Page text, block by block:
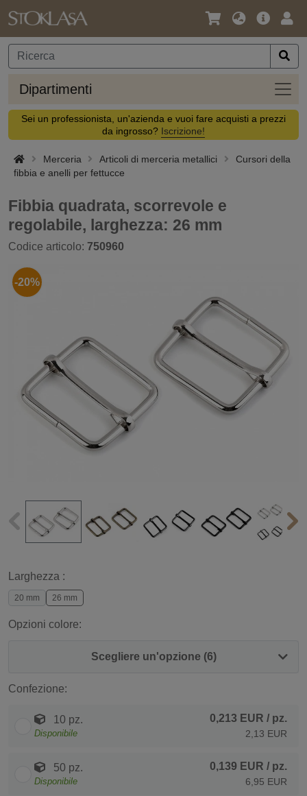
Lingua
Valuta
Offerta
Dipartimenti
Sei un professionista, un'azienda e vuoi fare acquisti a prezzi
da ingrosso? Iscrizione!
Merceria Articoli di merceria metallici
Cursori della
fibbia e anelli per fettucce
Fibbia quadrata, scorrevole e
regolabile, larghezza: 26 mm
Codice articolo: 750960
-20%
Larghezza :
20 mm 26 mm
Opzioni colore:
Scegliere un'opzione (6)
Confezione:
10 pz.
Disponibile
0,213 EUR / pz.
2,13 EUR
50 pz.
Disponibile
0,139 EUR / pz.
6,95 EUR